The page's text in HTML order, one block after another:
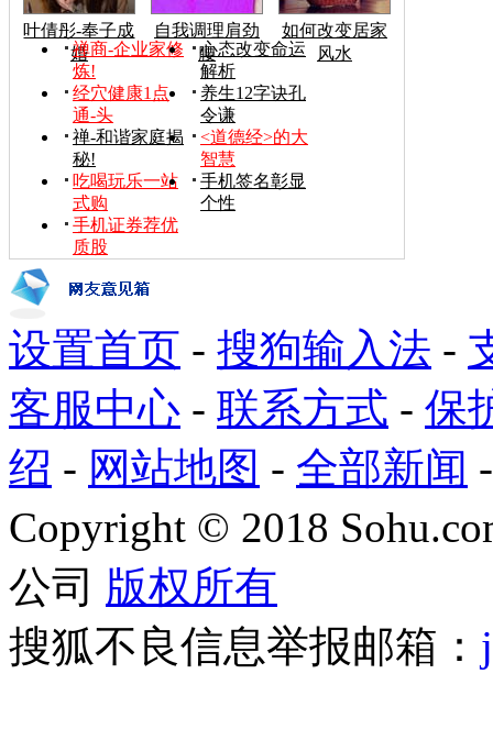
叶倩彤-奉子成
婚
自我调理肩劲
腰
如何改变居家
风水
禅商-企业家修
炼!
心态改变命运
解析
经穴健康1点
通-头
养生12字诀孔
令谦
禅-和谐家庭揭
秘!
<道德经>的大
智慧
吃喝玩乐一站
式购
手机签名彰显
个性
手机证券荐优
质股
设置首页 - 搜狗输入法 -
客服中心 - 联系方式 - 保
绍 - 网站地图 - 全部新闻
Copyright © 2018
公司 版权所有
搜狐不良信息举报邮箱：